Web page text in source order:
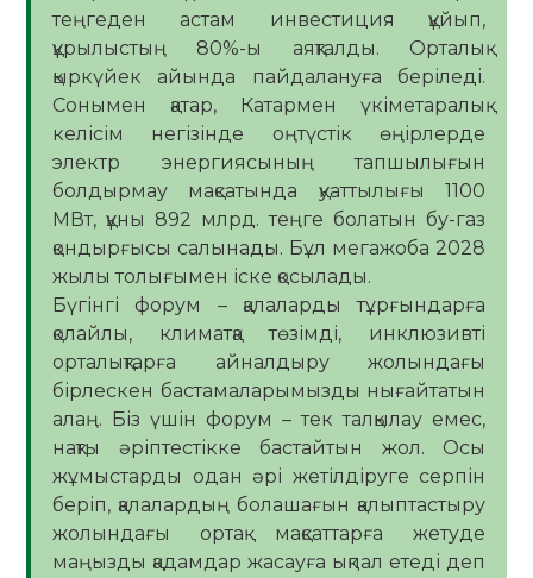
теңгеден астам инвестиция құйып,
құрылыстың 80%-ы аяқталды. Орталық
қыркүйек айында пайдалануға беріледі.
Сонымен қатар, Катармен үкіметаралық
келісім негізінде оңтүстік өңірлерде
электр энергиясының тапшылығын
болдырмау мақсатында қуаттылығы 1100
МВт, құны 892 млрд. теңге болатын бу-газ
қондырғысы салынады. Бұл мегажоба 2028
жылы толығымен іске қосылады.
Бүгінгі форум – қалаларды тұрғындарға
қолайлы, климатқа төзімді, инклюзивті
орталықтарға айналдыру жолындағы
бірлескен бастамаларымызды нығайтатын
алаң. Біз үшін форум – тек талқылау емес,
нақты әріптестікке бастайтын жол. Осы
жұмыстарды одан әрі жетілдіруге серпін
беріп, қалалардың болашағын қалыптастыру
жолындағы ортақ мақсаттарға жетуде
маңызды қадамдар жасауға ықпал етеді деп